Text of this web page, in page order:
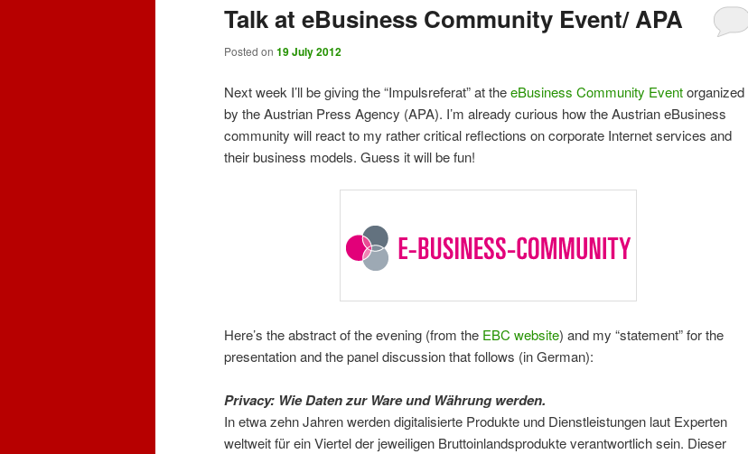
Talk at eBusiness Community Event/ APA
Posted on 19 July 2012
Next week I’ll be giving the “Impulsreferat” at theeBusiness Community Eventorganized
by the Austrian Press Agency (APA). I’m already curious how the Austrian eBusiness
community will react to my rather critical reflections on corporate Internet services and
their business models. Guess it will be fun!
Here’s the abstract of the evening (from the EBC website) and my “statement” for the
presentation and the panel discussion that follows (in German):
Privacy: Wie Daten zur Ware und Währung werden.
In etwa zehn Jahren werden digitalisierte Produkte und Dienstleistungen laut Experten
weltweit für ein Viertel der jeweiligen Bruttoinlandsprodukte verantwortlich sein. Dieser